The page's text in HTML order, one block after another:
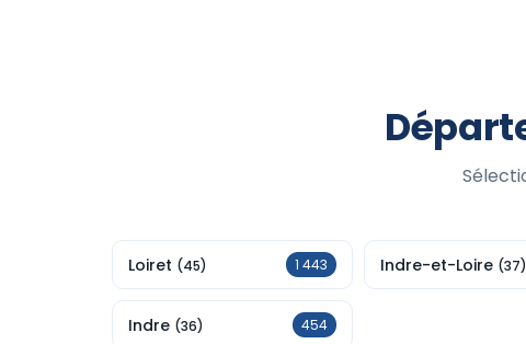
Loiret (45) 1 443 Indre-et-Loire (37)
Indre (36) 454